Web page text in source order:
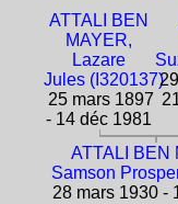
ATTALI BEN
MAYER,
Lazare
Jules (I320137)
25 mars 1897
- 14 déc 1981
ATTALI BEN
Samson
28 mars 1930 -